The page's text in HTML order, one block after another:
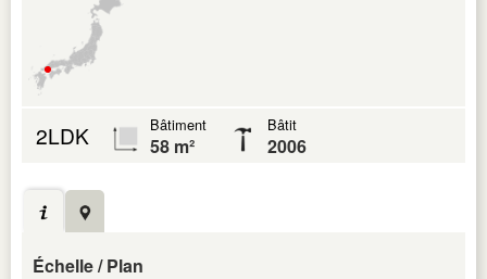
2LDK Bâtiment
58 m²
Bâtit
2006
Échelle / Plan